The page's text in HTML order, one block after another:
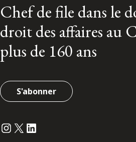
Chef de file dans le
droit des affaires au
plus de 160 ans
S'abonner
Instagram
Twitter
LinkedIn